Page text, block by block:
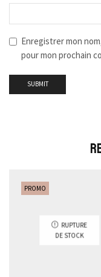
Enregistrer mon
pour mon prochain
PROMO
RUPTURE
DE STOCK